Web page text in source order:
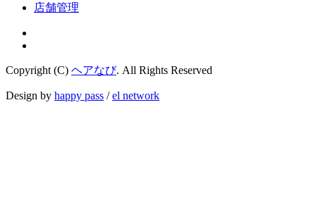
店舗管理
Copyright (C) ヘアなび. All Rights Reserved
Design by happy pass /el network